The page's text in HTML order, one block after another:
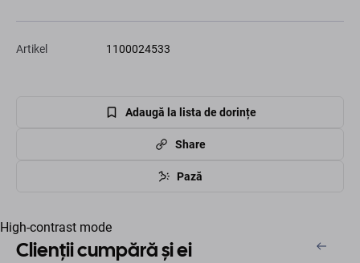
Artikel 1100024533
Adaugă la lista de dorințe
Share
Pază
High-contrast mode
Clienții cumpără și ei